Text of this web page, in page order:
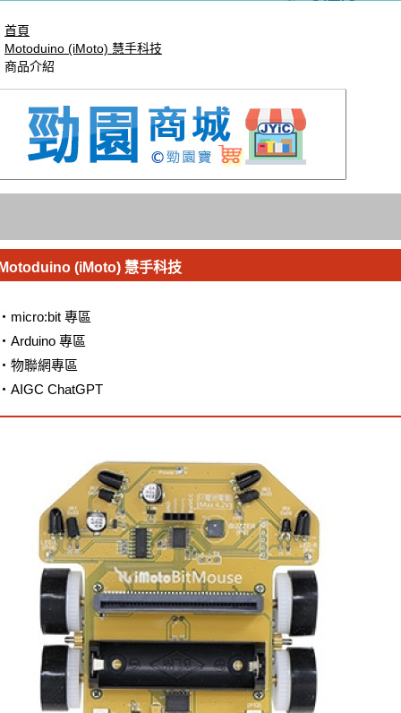
首頁
Motoduino (iMoto) 慧手科技
商品介紹
(iMoto) 慧手科技
micro:bit 專區
Arduino 專區
物聯網專區
AIGC ChatGPT